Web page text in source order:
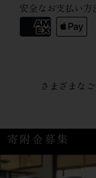
安全なお支払い方
さまざまな​